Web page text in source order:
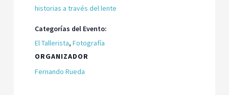
historias a través del lente
Categorías del Evento:
El Tallerista,Fotografía
ORGANIZADOR
Fernando Rueda